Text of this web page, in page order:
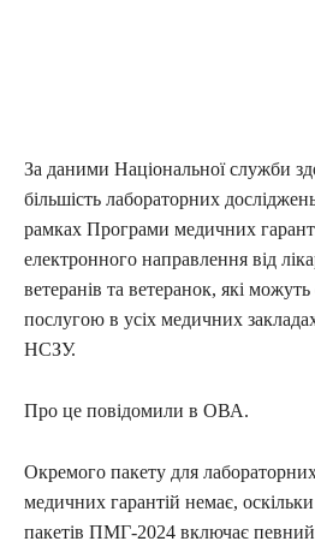
За даними Національної служби
більшість лабораторних
рамках Програми медичних
електронного направлення від
ветеранів та ветеранок, які
послугою в усіх медичних
НСЗУ.
Про це повідомили в ОВА.
Окремого пакету для
медичних гарантій немає,
пакетів ПМГ-2024 включає певний